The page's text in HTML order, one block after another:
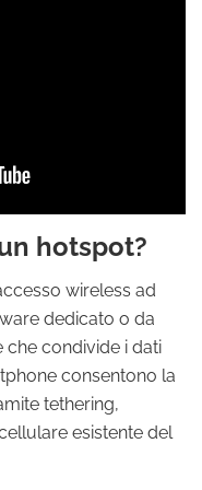
hotspot?
wireless ad
dedicato o da
che condivide i dati
consentono la
tethering,
esistente del